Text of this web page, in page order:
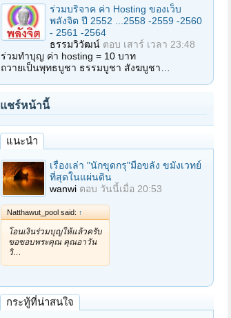
ร่วมบริจาค ค่า Hosting ของเว็บ
พลังจิต ปี 2552 ...2558 -2559 -2560
- 2561 -2564
ธรรมวิวัฒน์ ตอบ เสาร์ เวลา 23:48
ร่วมทำบุญ ค่า hosting = 10 บาท
ถวายเป็นพุทธบูชา ธรรมบูชา สังฆบูชา…
แชร์หน้านี้
แนะนำ
เรื่องเล่า "นักขุดกรุ"มือขลัง ขมังเวทย์
ที่สุดในแผ่นดิน
wanwi ตอบ วันนี้เมื่อ 20:53
Natthawut_pool said: ↑
โอนเงินร่วมบุญให้แล้วครับ
ขอขอบพระคุณ คุณอาวัน
วิ…
กระทู้ที่น่าสนใจ